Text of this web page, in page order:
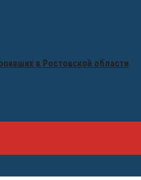
в Ростовской области